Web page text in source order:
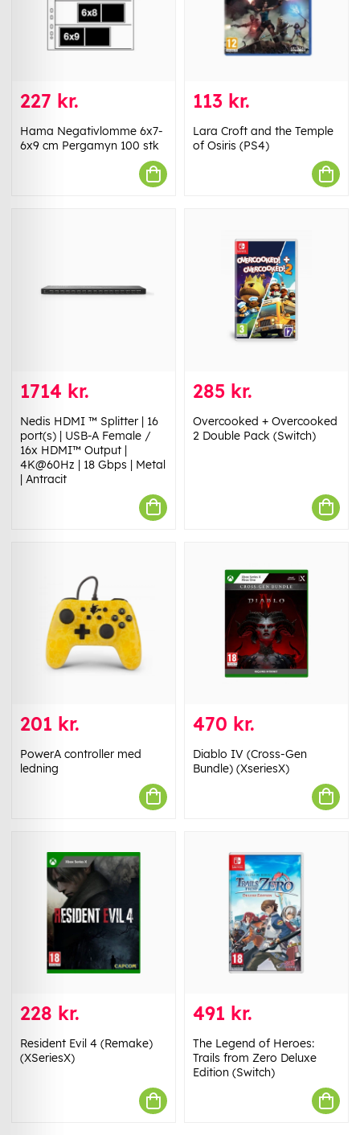
227 kr.
Hama Negativlomme 6x7-
6x9 cm Pergamyn 100 stk
113 kr.
Lara Croft and the Temple
of Osiris (PS4)
1714 kr.
Nedis HDMI ™ Splitter | 16
port(s) | USB-A Female /
16x HDMI™ Output |
4K@60Hz | 18 Gbps | Metal
| Antracit
285 kr.
Overcooked + Overcooked
2 Double Pack (Switch)
201 kr.
PowerA controller med
ledning
470 kr.
Diablo IV (Cross-Gen
Bundle) (XseriesX)
228 kr.
Resident Evil 4 (Remake)
(XSeriesX)
491 kr.
The Legend of Heroes:
Trails from Zero Deluxe
Edition (Switch)